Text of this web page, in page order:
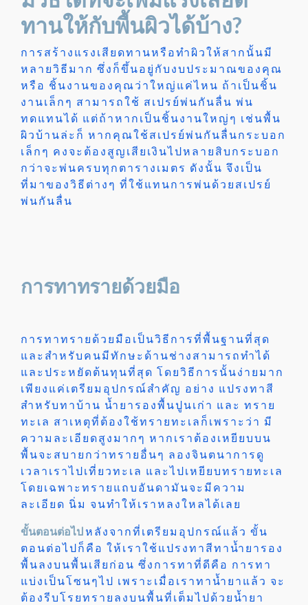
ทานให้กับพื้นผิวได้บ้าง?
การสร้างแรงเสียดทานหรือทำผิวให้สากนั้นมี
หลายวิธีมาก ซึ่งก็ขึ้นอยู่กับงบประมาณของคุณ
หรือ ชิ้นงานของคุณว่าใหญ่แค่ไหน ถ้าเป็นชิ้น
งานเล็กๆ สามารถใช้ สเปรย์พ่นกันลื่น พ่น
ทดแทนได้ แต่ถ้าหากเป็นชิ้นงานใหญ่ๆ เช่นพื้น
ผิวบ้านล่ะก็ หากคุณใช้สเปรย์พ่นกันลื่นกระบอก
เล็กๆ คงจะต้องสูญเสียเงินไปหลายสิบกระบอก
กว่าจะพ่นครบทุกตารางเมตร ดังนั้น จึงเป็น
ที่มาของวิธีต่างๆ ที่ใช้แทนการพ่นด้วยสเปรย์
พ่นกันลื่น
การทาทรายด้วยมือ
การทาทรายด้วยมือเป็นวิธีการที่พื้นฐานที่สุด
และสำหรับคนมีทักษะด้านช่างสามารถทำได้
และประหยัดต้นทุนที่สุด โดยวิธีการนั้นง่ายมาก
เพียงแค่เตรียมอุปกรณ์สำคัญ อย่าง แปรงทาสี
สำหรับทาบ้าน น้ำยารองพื้นปูนเก่า และ ทราย
ทะเล สาเหตุที่ต้องใช้ทรายทะเลก็เพราะว่า มี
ความละเอียดสูงมากๆ หากเราต้องเหยียบบน
พื้นจะสบายกว่าทรายอื่นๆ ลองจินตนาการดู
เวลาเราไปเที่ยวทะเล และไปเหยียบทรายทะเล
โดยเฉพาะทรายแถบอันดามันจะมีความ
ละเอียด นิ่ม จนทำให้เราหลงใหลได้เลย
ขั้นตอนต่อไปหลังจากที่เตรียมอุปกรณ์แล้ว ขั้น
ตอนต่อไปก็คือ ให้เราใช้แปรงทาสีทาน้ำยารอง
พื้นลงบนพื้นเสียก่อน ซึ่งการทาที่ดีคือ การทา
แบ่งเป็นโซนๆไป เพราะเมื่อเราทาน้ำยาแล้ว จะ
ต้องรีบโรยทรายลงบนพื้นที่เต็มไปด้วยน้ำยา